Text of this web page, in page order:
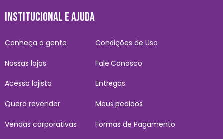
INSTITUCIONAL E AJUDA
Conheça a gente
Nossas lojas
Acesso lojista
Quero revender
Vendas corporativas
Condições de Uso
Fale Conosco
Entregas
Meus pedidos
Formas de Pagamento